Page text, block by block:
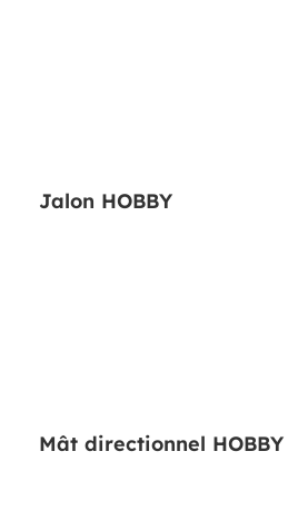
Jalon HOBBY
Mât directionnel HOBBY